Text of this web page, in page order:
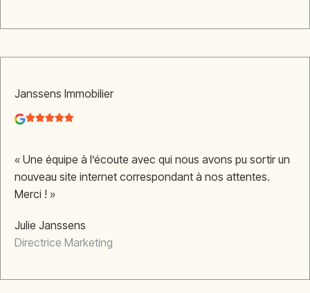
Janssens Immobilier
« Une équipe à l’écoute avec qui nous avons pu sortir un
nouveau site internet correspondant à nos attentes.
Merci ! »
Julie Janssens
Directrice Marketing